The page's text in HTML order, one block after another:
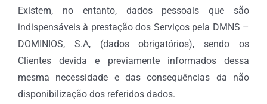
Existem, no entanto, dados pessoais que são
indispensáveis à prestação dos Serviços pela DMNS –
DOMINIOS, S.A, (dados obrigatórios), sendo os
Clientes devida e previamente informados dessa
mesma necessidade e das consequências da não
disponibilização dos referidos dados.